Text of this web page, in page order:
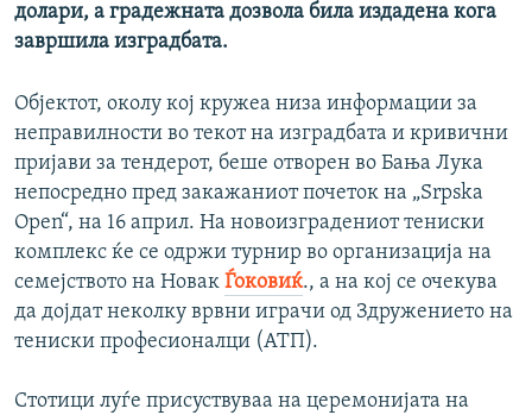
долари, а градежната дозвола била издадена кога
завршила изградбата.
Објектот, околу кој кружеа низа информации за
неправилности во текот на изградбата и кривични
пријави за тендерот, беше отворен во Бања Лука
непосредно пред закажаниот почеток на „Srpska
Open“, на 16 април. На новоизградениот тениски
комплекс ќе се одржи турнир во организација на
семејството на Новак Ѓоковиќ., а на кој се очекува
да дојдат неколку врвни играчи од Здружението на
тениски професионалци (АТП).
Стотици луѓе присуствуваа на церемонијата на